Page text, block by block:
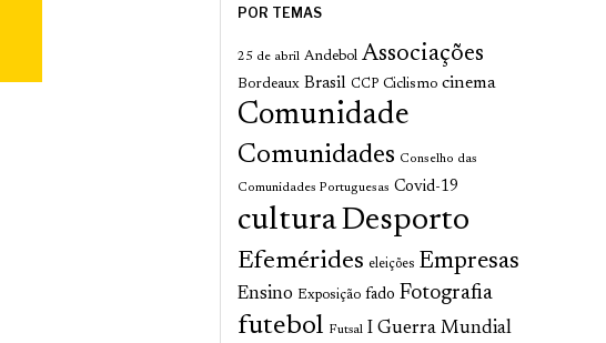
POR TEMAS
25 de abril Andebol Associações
Bordeaux Brasil CCP Ciclismo cinema
Comunidade
Comunidades Conselho das
Comunidades Portuguesas Covid-19
culturaDesporto
Efemérides eleições Empresas
Ensino Exposição fado Fotografia
futebol Futsal I Guerra Mundial